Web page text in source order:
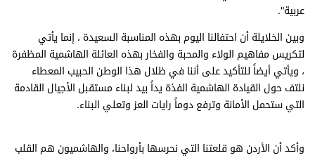
عربية".
وبين الخلايلة أن احتفالنا اليوم بهذه المناسبة السعيدة ، إنما يأتي
لتكريس مفاهيم الولاء والمحبة والفخار بهذه العائلة الهاشمية المظفرة
، ويأتي أيضاً للتأكيد على أننا في ظلال هذا الوطن الحبيب المعطاء
نلتف حول القيادة الهاشمية الفذة يداً بيد لبناء مستقبل الأجيال القادمة
التي ستحمل الأمانة وترفع دوماً رايات العز وتعلي البناء.
وأكد أن الأردن هو قلعتنا التي نحرسها بأرواحنا، والهاشميون هم القلب